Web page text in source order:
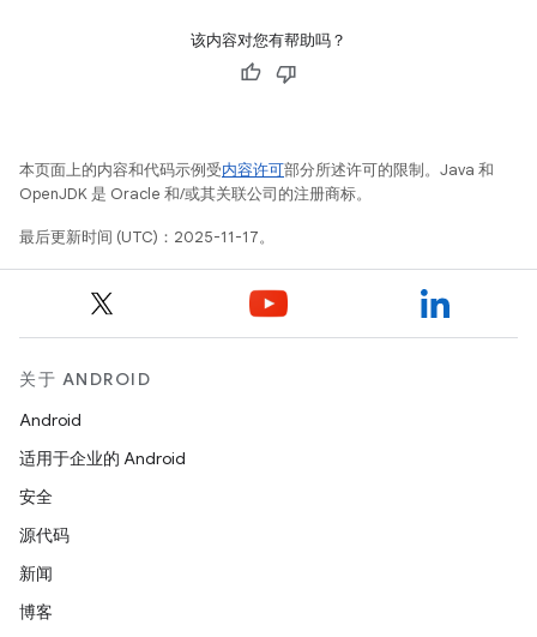
该内容对您有帮助吗？
本页面上的内容和代码示例受内容许可部分所述许可的限制。Java 和
OpenJDK 是 Oracle 和/或其关联公司的注册商标。
最后更新时间 (UTC)：2025-11-17。
关于 ANDROID
Android
适用于企业的 Android
安全
源代码
新闻
博客